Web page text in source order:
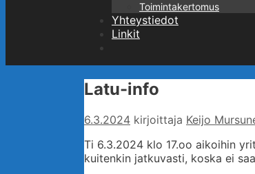
Toimintakertomus
Yhteystiedot
Linkit
Latu-info
6.3.2024 kirjoittaja Keijo
Ti 6.3.2024 klo 17.oo aikoihin
kuitenkin jatkuvasti, koska ei